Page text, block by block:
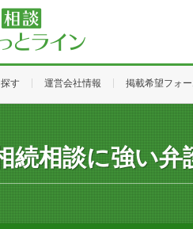
す 運営会社情報 掲載希望フォ
続相談に強い弁